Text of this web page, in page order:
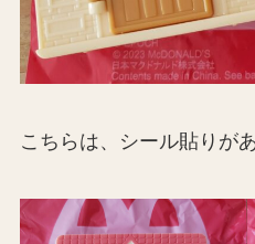
こちらは、シール貼りが